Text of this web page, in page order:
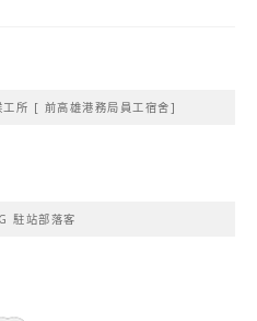
所 [ 前高雄港務局員工宿舍]
駐站部落客